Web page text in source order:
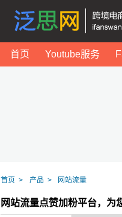
首页 Youtube服务
首页 产品 网站流量
网站流量点赞加粉平台，为